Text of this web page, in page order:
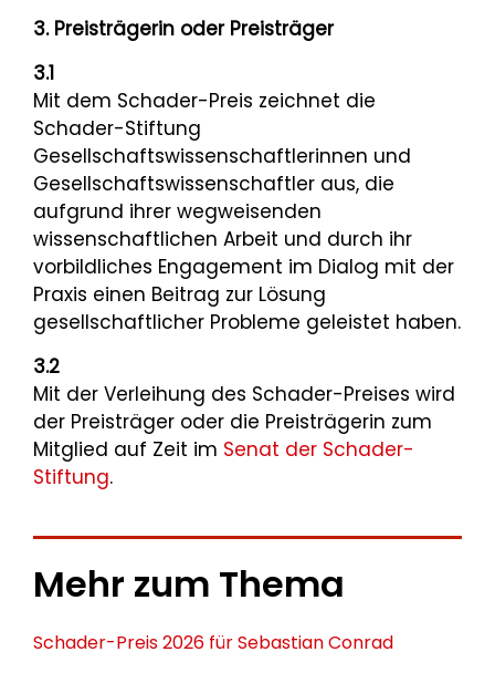
3. Preisträgerin oder Preisträger
3.1
Mit dem Schader-Preis zeichnet die
Schader-Stiftung
Gesellschaftswissenschaftlerinnen und
Gesellschaftswissenschaftler aus, die
aufgrund ihrer wegweisenden
wissenschaftlichen Arbeit und durch ihr
vorbildliches Engagement im Dialog mit der
Praxis einen Beitrag zur Lösung
gesellschaftlicher Probleme geleistet haben.
3.2
Mit der Verleihung des Schader-Preises wird
der Preisträger oder die Preisträgerin zum
Mitglied auf Zeit im Senat der Schader-
Stiftung.
Mehr zum Thema
Schader-Preis 2026 für Sebastian Conrad